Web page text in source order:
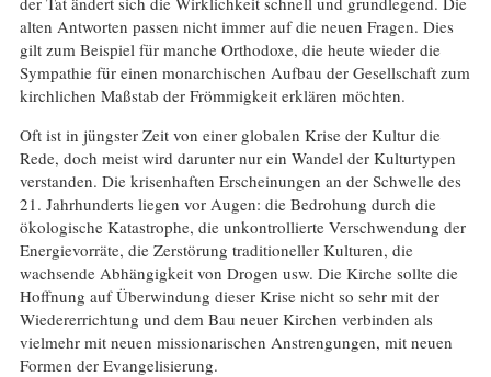
alten Antworten passen nicht immer auf die neuen Fragen. Dies
gilt zum Beispiel für manche Orthodoxe, die heute wieder die
Sympathie für einen monarchischen Aufbau der Gesellschaft zum
kirchlichen Maßstab der Frömmigkeit erklären möchten.
Oft ist in jüngster Zeit von einer globalen Krise der Kultur die
Rede, doch meist wird darunter nur ein Wandel der Kulturtypen
verstanden. Die krisenhaften Erscheinungen an der Schwelle des
21. Jahrhunderts liegen vor Augen: die Bedrohung durch die
ökologische Katastrophe, die unkontrollierte Verschwendung der
Energievorräte, die Zerstörung traditioneller Kulturen, die
wachsende Abhängigkeit von Drogen usw. Die Kirche sollte die
Hoffnung auf Überwindung dieser Krise nicht so sehr mit der
Wiedererrichtung und dem Bau neuer Kirchen verbinden als
vielmehr mit neuen missionarischen Anstrengungen, mit neuen
Formen der Evangelisierung.